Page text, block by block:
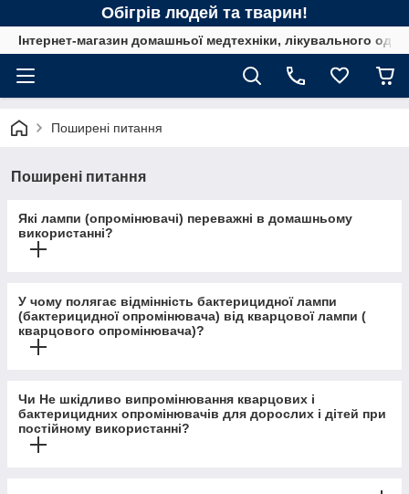
Обігрів людей та тварин!
Інтернет-магазин домашньої медтехніки, лікувального
Поширені питання
Поширені питання
Які лампи (опромінювачі) переважні в домашньому
використанні?
У чому полягає відмінність бактерицидної лампи
(бактерицидної опромінювача) від кварцової лампи (
кварцового опромінювача)?
Чи Не шкідливо випромінювання кварцових і
бактерицидних опромінювачів для дорослих і дітей при
постійному використанні?